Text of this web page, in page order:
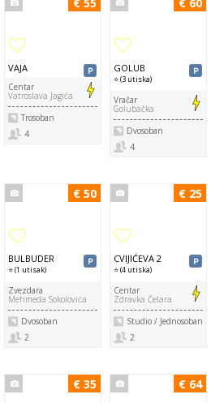
VAJA
Centar
Vatroslava Jagića
Trosoban
4
GOLUB
⭐ (3 utiska)
Vračar
Golubačka
Dvosoban
4
BULBUDER
⭐ (1 utisak)
Zvezdara
Mehmeda Sokolovića
Dvosoban
2
€ 50
CVIJIĆEVA 2
⭐ (4 utiska)
Centar
Zdravka Čelara
Studio / Jednosoban
2
€ 25
€ 35 € 64